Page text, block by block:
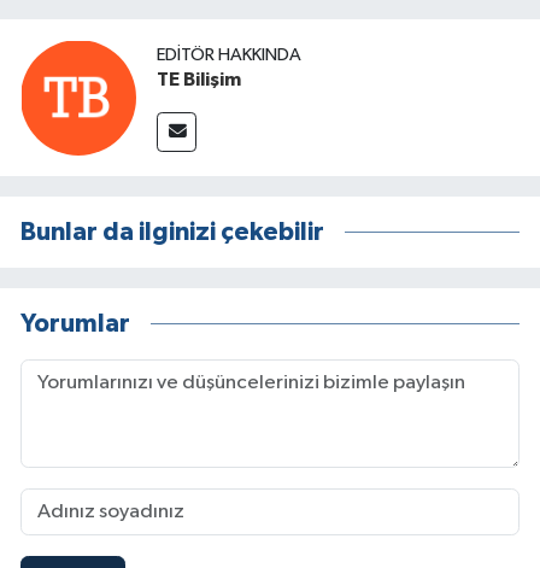
EDITÖR HAKKINDA
TE Bilişim
Bunlar da ilginizi çekebilir
Yorumlar